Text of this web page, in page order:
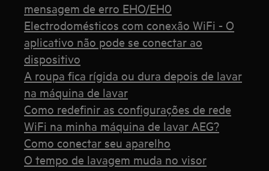
mensagem de erro EHO/EH0
Electrodomésticos com conexão WiFi - O
aplicativo não pode se conectar ao
dispositivo
A roupa fica rígida ou dura depois de lavar
na máquina de lavar
Como redefinir as configurações de rede
WiFi na minha máquina de lavar AEG?
Como conectar seu aparelho
O tempo de lavagem muda no visor